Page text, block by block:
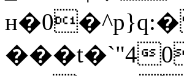
���t�`"4